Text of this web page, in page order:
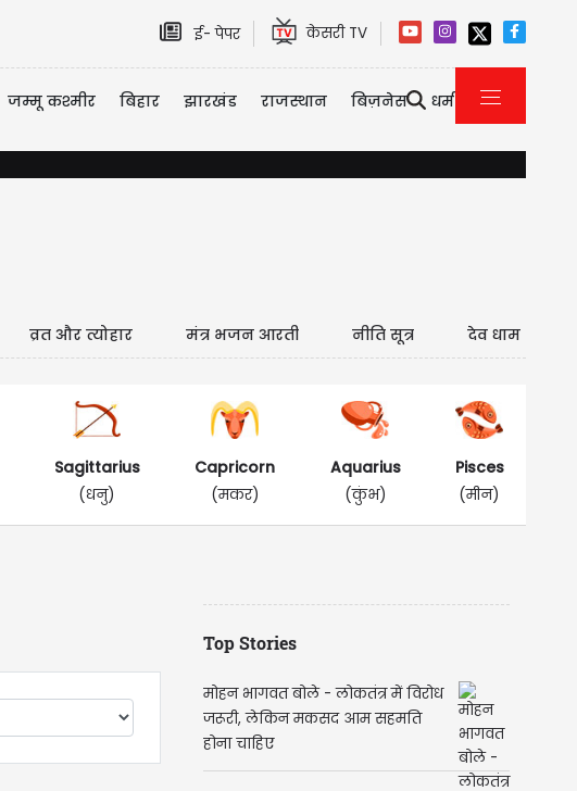
ई- पेपर केसरी TV
जम्मू कश्मीर बिहार झारखंड राजस्थान बिज़नेस धर्म
व्रत और त्योहार मंत्र भजन आरती नीति सूत्र देव धाम
Sagittarius
(धनु)
Capricorn
(मकर)
Aquarius
(कुंभ)
Pisces
(मीन)
Top Stories
मोहन भागवत बोले - लोकतंत्र में विरोध
जरूरी, लेकिन मकसद आम सहमति
होना चाहिए